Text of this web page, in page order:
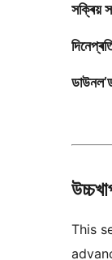
সক্ৰিয়
This